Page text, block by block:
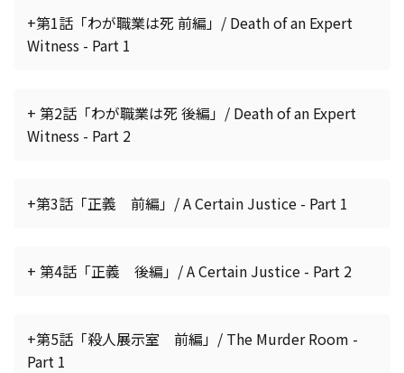
+第1話「わが職業は死 前編」/ Death of an Expert
Witness - Part 1
+ 第2話「わが職業は死 後編」/ Death of an Expert
Witness - Part 2
+第3話「正義 前編」/ A Certain Justice - Part 1
+ 第4話「正義 後編」/ A Certain Justice - Part 2
+第5話「殺人展示室 前編」/ The Murder Room -
Part 1